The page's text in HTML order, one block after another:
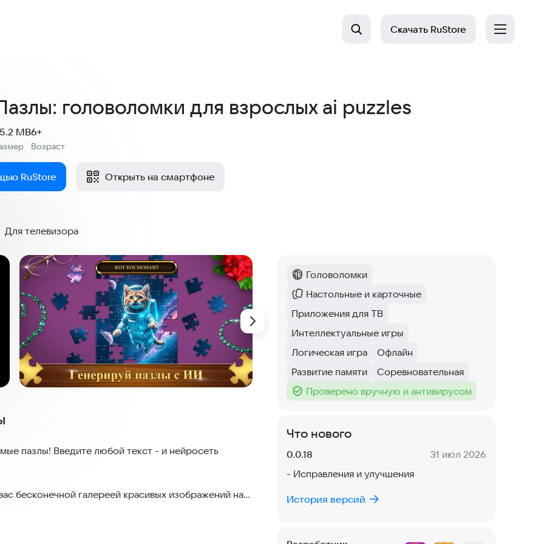
Скачать RuStore
головоломки для взрослых ai puzzles
MB
Возраст
6+
RuStore Открыть на смартфоне
Для телевизора
пазлы! Введите любой текст - и нейросеть
бесконечной галереей красивых изображений на
детей, так и для взрослых, в этой игре вы
картинку от 6 до 1200 элементов! Чтобы собрать
Категория:
Головоломки
Категория:
Настольные и карточные
Тег:
Приложения для ТВ
Тег :
Интеллектуальные игры
Тег:
Логическая игра
Тег:
Офлайн
Тег:
Развитие памяти
Тег:
Соревновательная
Тег :
Проверено вручную и антивирусом
Что нового
Версия:
0.0.18 Дата:
31 июл 2026
- Исправления и улучшения
История версий